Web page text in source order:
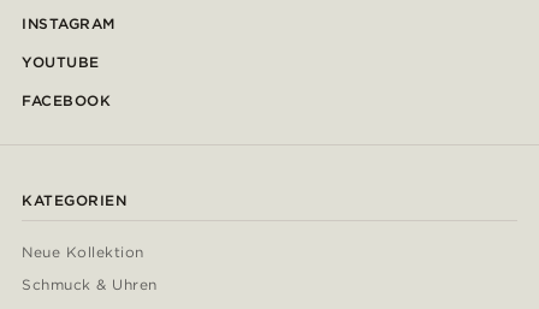
INSTAGRAM
YOUTUBE
FACEBOOK
KATEGORIEN
Neue Kollektion
Schmuck & Uhren